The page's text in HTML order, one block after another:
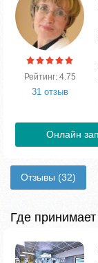
Рейтинг: 4.75
31 отзыв
Онлайн
Отзывы (32)
Где